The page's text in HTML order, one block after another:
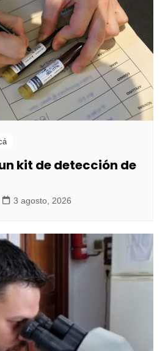
kit de detección de
3 agosto, 2026